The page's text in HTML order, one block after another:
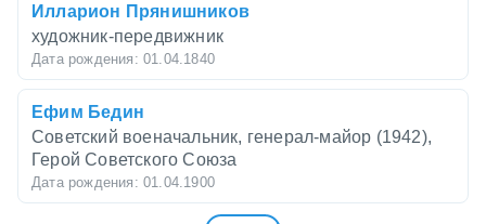
Илларион Прянишников
художник-передвижник
Дата рождения: 01.04.1840
Ефим Бедин
Советский военачальник, генерал-майор (1942),
Герой Советского Союза
Дата рождения: 01.04.1900